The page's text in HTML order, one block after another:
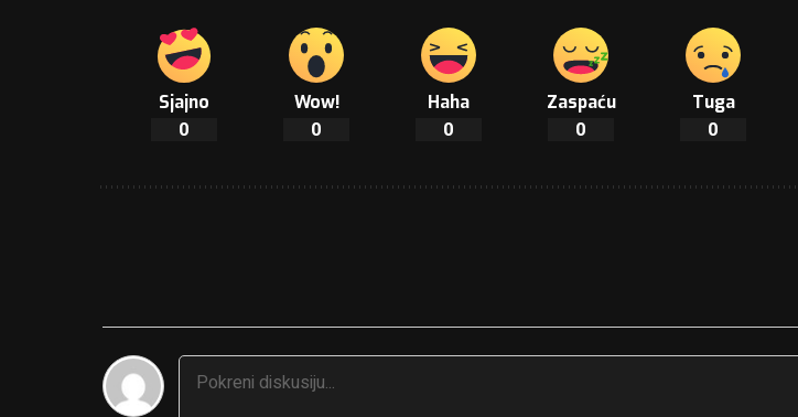
Sjajno
0
Wow!
0
Haha
0
Zaspaću
0
Tuga
0